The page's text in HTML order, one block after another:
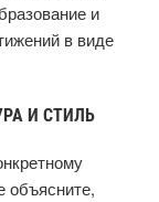
и
в виде
И СТИЛЬ
объясните,